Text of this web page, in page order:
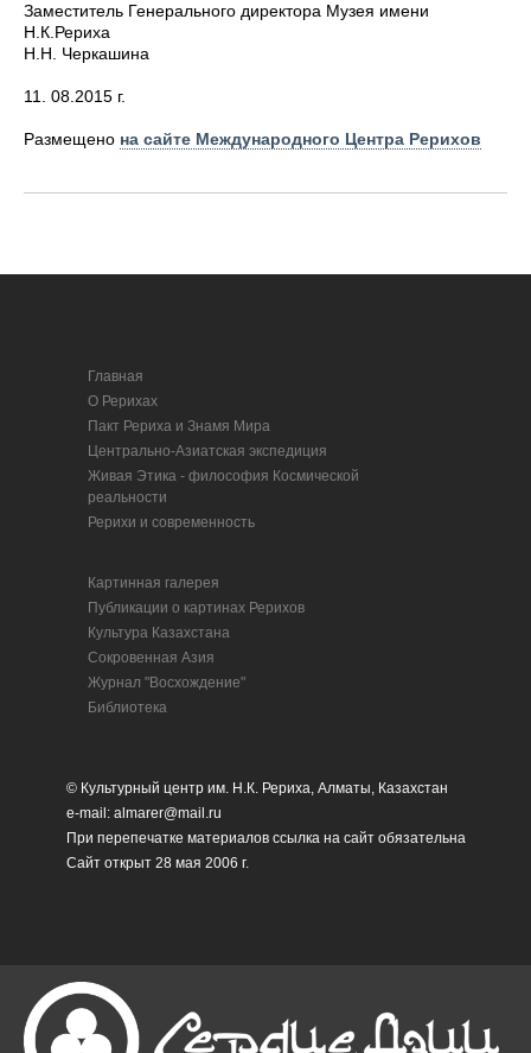
Заместитель Генерального директора Музея имени
Н.К.Рериха
Н.Н. Черкашина
11. 08.2015 г.
Размещено на сайте Международного Центра Рерихов
Главная
О Рерихах
Пакт Рериха и Знамя Мира
Центрально-Азиатская экспедиция
Живая Этика - философия Космической
реальности
Рерихи и современность
Картинная галерея
Публикации о картинах Рерихов
Культура Казахстана
Сокровенная Азия
Журнал "Восхождение"
Библиотека
© Культурный центр им. Н.К. Рериха, Алматы, Казахстан
e-mail: almarer@mail.ru
При перепечатке материалов ссылка на сайт обязательна
Сайт открыт 28 мая 2006 г.